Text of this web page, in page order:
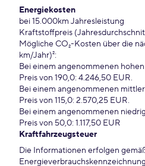
Energiekosten
bei 15.000km Jahresleistung
Kraftstoffpreis
Mögliche CO₂-Kosten über die
km/Jahr)²:
Bei einem angenommenen
Preis von 190,0: 4.246,50 EUR.
Bei einem angenommenen
Preis von 115,0: 2.570,25 EUR.
Bei einem angenommenen
Preis von 50,0: 1.117,50 EUR
Kraftfahrzeugsteuer
Die Informationen erfolgen